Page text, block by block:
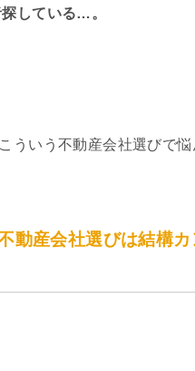
している…。
ういう不動産会社選びで
動産会社選びは結構カ